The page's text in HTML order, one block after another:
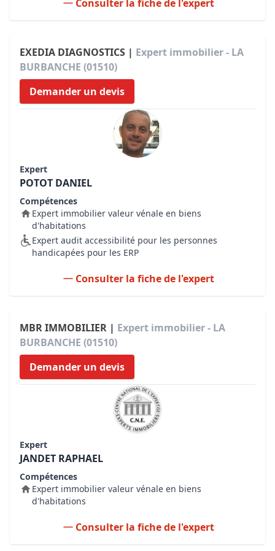
Consulter la fiche de l'expert
EXEDIA DIAGNOSTICS | Expert immobilier - LA
BURBANCHE (01510)
Demander un devis
Expert
POTOT DANIEL
Compétences
Expert immobilier valeur vénale en biens
d'habitations
Expert audit accessibilité pour les personnes
handicapées pour les ERP
Consulter la fiche de l'expert
MBR IMMOBILIER | Expert immobilier - LA
BURBANCHE (01510)
Demander un devis
Expert
JANDET RAPHAEL
Compétences
Expert immobilier valeur vénale en biens
d'habitations
Consulter la fiche de l'expert